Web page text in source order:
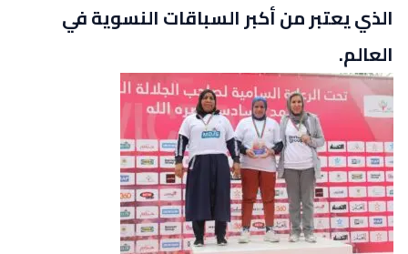
الذي يعتبر من أكبر السباقات النسوية في
العالم.